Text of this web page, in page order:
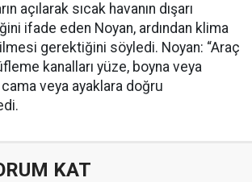
açılarak sıcak havanın dışarı
ifade eden Noyan, ardından klima
gerektiğini söyledi. Noyan: “Araç
kanalları yüze, boyna veya
veya ayaklara doğru
KAT